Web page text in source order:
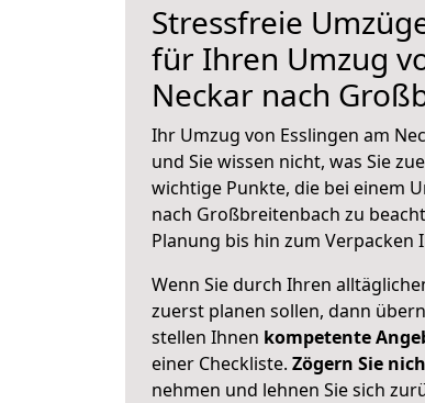
Stressfreie
für Ihren Umzug
Neckar nach
Ihr Umzug von Esslingen am
und Sie wissen nicht, was Sie
wichtige Punkte, die bei einem
nach Großbreitenbach zu
Planung bis hin zum Verpacken
Wenn Sie durch Ihren
zuerst planen sollen, dann
stellen Ihnen kompetente
einer Checkliste. Zögern Sie
nehmen und lehnen Sie sich